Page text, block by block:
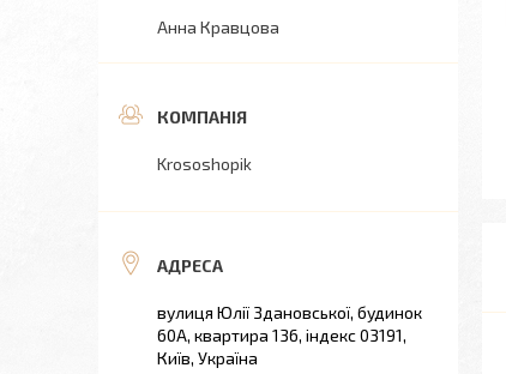
Анна Кравцова
Krososhopik
вулиця Юлії Здановської, будинок
60А, квартира 136, індекс 03191,
Київ, Україна